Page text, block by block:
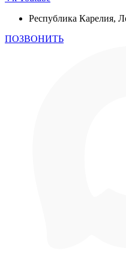
Республика Карелия,
ПОЗВОНИТЬ